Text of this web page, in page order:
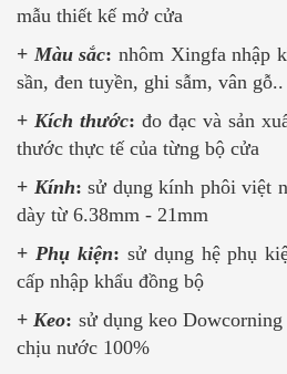
mẫu thiết kế mở cửa
+ Màu sắc: nhôm Xingfa nhập
sần, đen tuyền, ghi sẫm, vân gỗ..
+ Kích thước: đo đạc và sản
thước thực tế của từng bộ cửa
+ Kính: sử dụng kính phôi việt
dày từ 6.38mm - 21mm
+ Phụ kiện: sử dụng hệ phụ
cấp nhập khẩu đồng bộ
+Keo: sử dụng keo
chịu nước 100%